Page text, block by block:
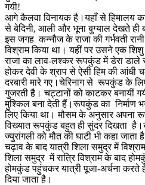
गयी!
आगे कैलवा विनायक है।यहाँ से हिमालय
से बेदिनी, आली और भूना बुग्याल देखते ही
इस जगह कन्नौज के राजा की गर्भवती
विश्राम किया था। यहीं पर उसने एक शिशु
राजा का लाव-लश्कर रूपकुंड में डेरा डाले
होकर देवी के श्राप से ऐसी हिम की आंधी
दरबारी मारे गए।चेरिनाग से रूपकुंड के
गुजरती है। चट्टानों को काटकर बनायीं
मुश्किल बना देती हैं।रूपकुंड का निर्माण
लिए किया था। मौसम के अनुसार
विख्यात रूपकुंड बहुत ही सुंदर दिखता
ज्युरांगली को मौत की घाटी भी कहा
चढ़ाव के बाद यात्री शिला समुद्र में
शिला समुद्र में रात्रि विश्राम के बाद
होमकुंड पहुंचकर यात्री पूजा-अर्चना करते
दिया जाता है।